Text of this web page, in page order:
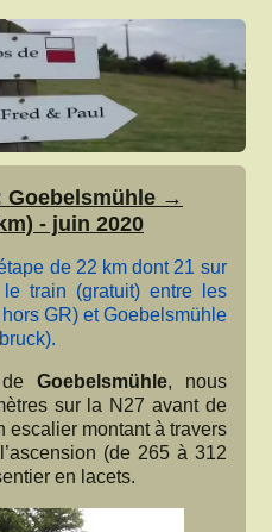
Goebelsmühle →
- juin 2020
de 22 km dont 21 sur
train (gratuit) entre les
GR) et Goebelsmühle
Goebelsmühle, nous
sur la N27 avant de
escalier montant à travers
(de 265 à 312
en lacets.